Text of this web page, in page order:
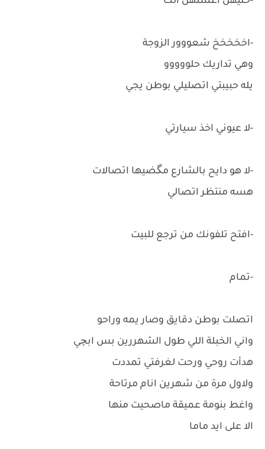
-اخخخخخ شعووور الزوجة
وهي تداريك حلووووو
يله حبيبتي اتصليلي بوطن يجي
-لا عيوني اخذ سيارتي
-لا هو دايح بالشارع مگضيها اتصالات
هسه منتظر اتصالي
-افتح تلفونك من ترجع للبيت
-تمام
اتصلت بوطن دقايق وصار يمه وراحو
واني الخبلة اللي طول الشهررين بس ابچي
هدأت روحي ورحت لغرفتي تمددت
ولاول مرة من شهرين انام مرتاحة
واغط بنومة عميقة ماصحيت منها
الا على ايد ماما